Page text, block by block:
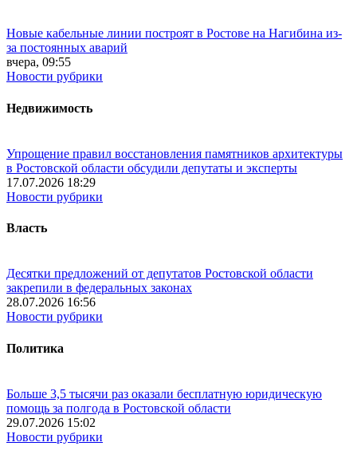
Новые кабельные линии построят в Ростове на Нагибина из-
за постоянных аварий
вчера, 09:55
Новости рубрики
Недвижимость
Упрощение правил восстановления памятников архитектуры
в Ростовской области обсудили депутаты и эксперты
17.07.2026 18:29
Новости рубрики
Власть
Десятки предложений от депутатов Ростовской области
закрепили в федеральных законах
28.07.2026 16:56
Новости рубрики
Политика
Больше 3,5 тысячи раз оказали бесплатную юридическую
помощь за полгода в Ростовской области
29.07.2026 15:02
Новости рубрики